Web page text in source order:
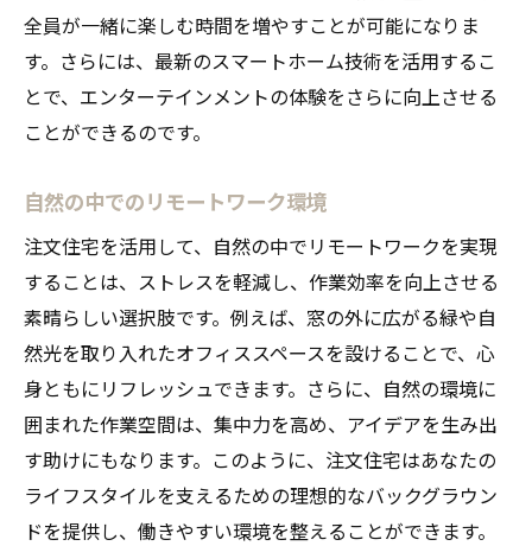
全員が一緒に楽しむ時間を増やすことが可能になりま
す。さらには、最新のスマートホーム技術を活用するこ
とで、エンターテインメントの体験をさらに向上させる
ことができるのです。
自然の中でのリモートワーク環境
注文住宅を活用して、自然の中でリモートワークを実現
することは、ストレスを軽減し、作業効率を向上させる
素晴らしい選択肢です。例えば、窓の外に広がる緑や自
然光を取り入れたオフィススペースを設けることで、心
身ともにリフレッシュできます。さらに、自然の環境に
囲まれた作業空間は、集中力を高め、アイデアを生み出
す助けにもなります。このように、注文住宅はあなたの
ライフスタイルを支えるための理想的なバックグラウン
ドを提供し、働きやすい環境を整えることができます。